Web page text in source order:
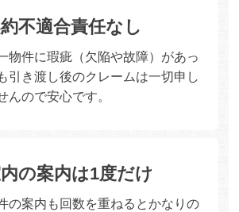
不適合責任なし
物件に瑕疵（欠陥や故障）があっ
引き渡し後のクレームは一切申し
んので安心です。
の案内は1度だけ
の案内も回数を重ねるとかなりの